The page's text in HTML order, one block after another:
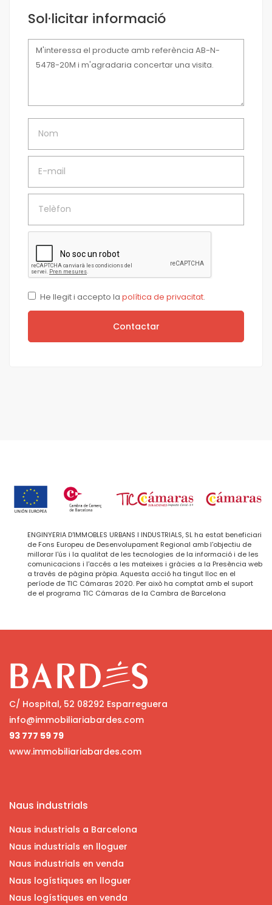
Sol·licitar informació
Missatge
He llegit i accepto la política de privacitat.
Contactar
ENGINYERIA D'IMMOBLES URBANS I INDUSTRIALS, SL ha estat beneficiari
de Fons Europeu de Desenvolupament Regional amb l'objectiu de
millorar l'ús i la qualitat de les tecnologies de la informació i de les
comunicacions i l'accés a les mateixes i gràcies a la Presència web
a través de pàgina pròpia. Aquesta acció ha tingut lloc en el
període de TIC Cámaras 2020. Per això ha comptat amb el suport
de el programa TIC Cámaras de la Cambra de Barcelona
C/ Hospital, 52 08292 Esparreguera
info@immobiliariabardes.com
93 777 59 79
www.immobiliariabardes.com
Naus industrials
Naus industrials a Barcelona
Naus industrials en lloguer
Naus industrials en venda
Naus logístiques en lloguer
Naus logístiques en venda